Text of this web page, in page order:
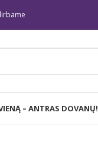
– ANTRAS DOVANŲ!